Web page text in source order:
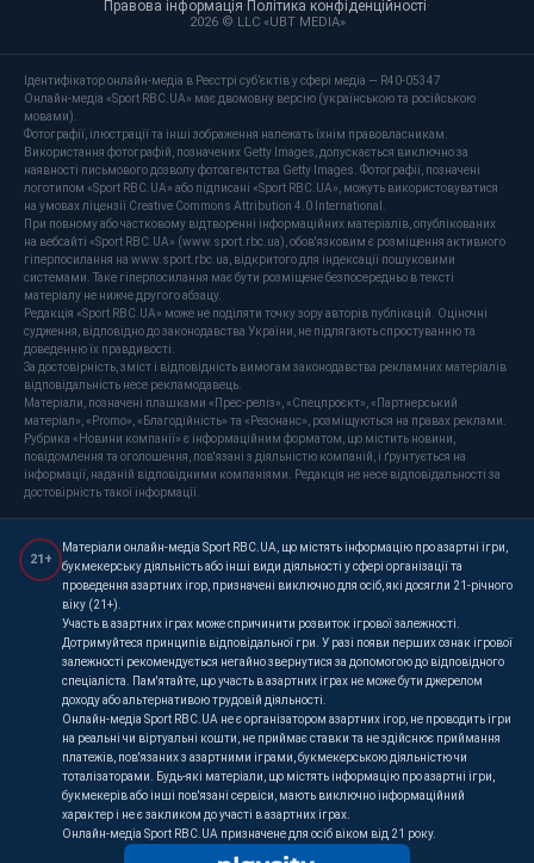
Правова інформація·Політика конфіденційності·
2026 © LLC «UBT MEDIA»
Ідентифікатор онлайн-медіа в Реєстрі суб’єктів у сфері медіа — R40-05347
Онлайн-медіа «Sport RBC.UA» має двомовну версію (українською та російською
мовами).
Фотографії, ілюстрації та інші зображення належать їхнім правовласникам.
Використання фотографій, позначених Getty Images, допускається виключно за
наявності письмового дозволу фотоагентства Getty Images. Фотографії, позначені
логотипом «Sport RBC.UA» або підписані «Sport RBC.UA», можуть використовуватися
на умовах ліцензії Creative Commons Attribution 4.0 International.
При повному або частковому відтворенні інформаційних матеріалів, опублікованих
на вебсайті «Sport RBC.UA» (www.sport.rbc.ua), обов'язковим є розміщення активного
гіперпосилання на www.sport.rbc.ua, відкритого для індексації пошуковими
системами. Таке гіперпосилання має бути розміщене безпосередньо в тексті
матеріалу не нижче другого абзацу.
Редакція «Sport RBC.UA» може не поділяти точку зору авторів публікацій. Оціночні
судження, відповідно до законодавства України, не підлягають спростуванню та
доведенню їх правдивості.
За достовірність, зміст і відповідність вимогам законодавства рекламних матеріалів
відповідальність несе рекламодавець.
Матеріали, позначені плашками «Прес-реліз», «Спецпроєкт», «Партнерський
матеріал», «Promo», «Благодійність» та «Резонанс», розміщуються на правах реклами.
Рубрика «Новини компанії» є інформаційним форматом, що містить новини,
повідомлення та оголошення, пов'язані з діяльністю компаній, і ґрунтується на
інформації, наданій відповідними компаніями. Редакція не несе відповідальності за
достовірність такої інформації.
21+
Матеріали онлайн-медіа Sport RBC.UA, що містять інформацію про азартні ігри,
букмекерську діяльність або інші види діяльності у сфері організації та
проведення азартних ігор, призначені виключно для осіб, які досягли 21-річного
віку (21+).
Участь в азартних іграх може спричинити розвиток ігрової залежності.
Дотримуйтеся принципів відповідальної гри. У разі появи перших ознак ігрової
залежності рекомендується негайно звернутися за допомогою до відповідного
спеціаліста. Пам'ятайте, що участь в азартних іграх не може бути джерелом
доходу або альтернативою трудовій діяльності.
Онлайн-медіа Sport RBC.UA не є організатором азартних ігор, не проводить ігри
на реальні чи віртуальні кошти, не приймає ставки та не здійснює приймання
платежів, пов'язаних з азартними іграми, букмекерською діяльністю чи
тоталізаторами. Будь-які матеріали, що містять інформацію про азартні ігри,
букмекерів або інші пов'язані сервіси, мають виключно інформаційний
характер і не є закликом до участі в азартних іграх.
Онлайн-медіа Sport RBC.UA призначене для осіб віком від 21 року.